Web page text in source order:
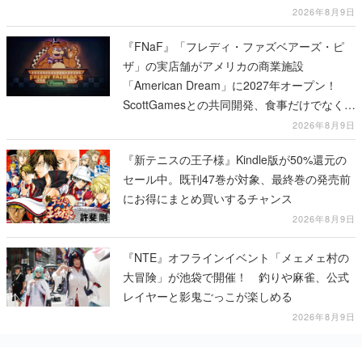
2026年8月9日
『FNaF』「フレディ・ファズベアーズ・ピ
ザ」の実店舗がアメリカの商業施設
「American Dream」に2027年オープン！
ScottGamesとの共同開発、食事だけでなくス
テージショーや没入型のホラー体験も楽しめ
る
2026年8月9日
『新テニスの王子様』Kindle版が50%還元の
セール中。既刊47巻が対象、最終巻の発売前
にお得にまとめ買いするチャンス
2026年8月9日
『NTE』オフラインイベント「メェメェ村の
大冒険」が池袋で開催！ 釣りや麻雀、公式
レイヤーと影鬼ごっこが楽しめる
2026年8月9日